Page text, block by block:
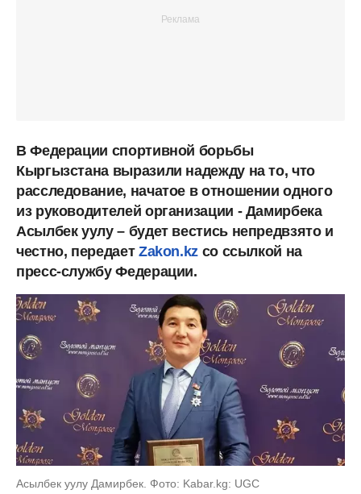
В Федерации спортивной борьбы
Кыргызстана выразили надежду на то, что
расследование, начатое в отношении одного
из руководителей организации - Дамирбека
Асылбек уулу – будет вестись непредвзято и
честно, передает Zakon.kz со ссылкой на
пресс-службу Федерации.
Асылбек уулу Дамирбек. Фото: Kabar.kg: UGC